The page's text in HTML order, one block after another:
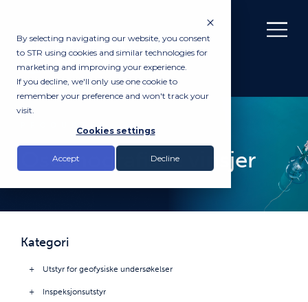
By selecting navigating our website, you consent
to STR using cookies and similar technologies for
marketing and improving your experience.
If you decline, we'll only use one cookie to
remember your preference and won't track your
visit.
Cookies settings
Accept Decline
PRODUKTER
Oseanografiske vinsjer
Kategori
Utstyr for geofysiske undersøkelser
Inspeksjonsutstyr